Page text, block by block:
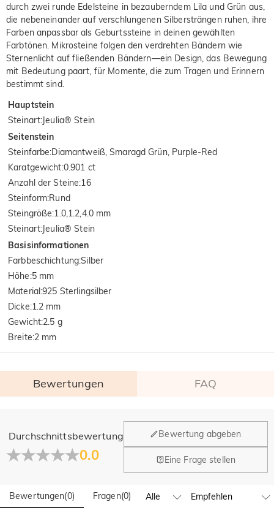
durch zwei runde Edelsteine in bezauberndem Lila und Grün aus,
die nebeneinander auf verschlungenen Silbersträngen ruhen, ihre
Farben anpassbar als Geburtssteine in deinen gewählten
Farbtönen. Mikrosteine folgen den verdrehten Bändern wie
Sternenlicht auf fließenden Bändern—ein Design, das Bewegung
mit Bedeutung paart, für Momente, die zum Tragen und Erinnern
bestimmt sind.
Hauptstein
Steinart:Jeulia® Stein
Seitenstein
Steinfarbe:Diamantweiß, Smaragd Grün, Purple-Red
Karatgewicht:0.901 ct
Anzahl der Steine:16
Steinform:Rund
Steingröße:1.0,1.2,4.0 mm
Steinart:Jeulia® Stein
Basisinformationen
Farbbeschichtung:Silber
Höhe:5 mm
Material:925 Sterlingsilber
Dicke:1.2 mm
Gewicht:2.5 g
Breite:2 mm
Bewertungen FAQ
Durchschnittsbewertung
0.0
Bewertung abgeben
Eine Frage stellen
Bewertungen(0) Fragen(0)
Allgemein
Wo befindet sich Ihr Unternehmen?
Unser Hauptbüro befindet sich in Los Angeles, Kalifornien,
(China) haben.
Ja! Wir betreiben derzeit ein Brand-Flagship-Geschäft in